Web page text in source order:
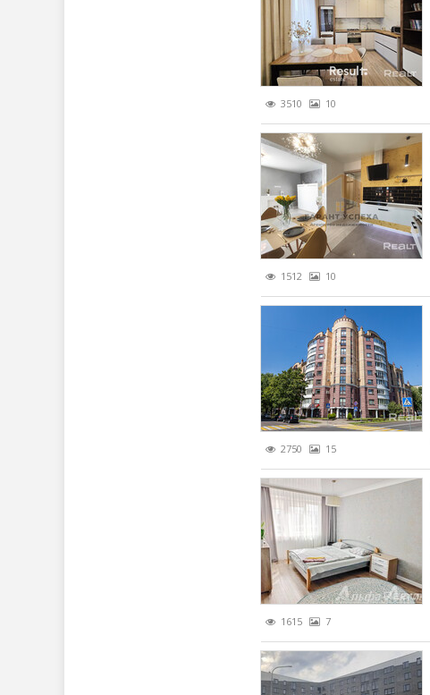
3510 10
1512 10
2750 15
1615 7